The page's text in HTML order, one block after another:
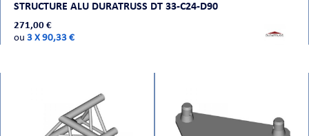
STRUCTURE ALU DURATRUSS DT 33-C24-D90
271,00 €
ou 3 X 90,33 €